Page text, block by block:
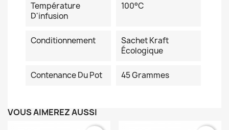
Température
D'infusion
100°C
Conditionnement
Sachet Kraft
Écologique
Contenance Du Pot 45 Grammes
VOUS AIMEREZ AUSSI